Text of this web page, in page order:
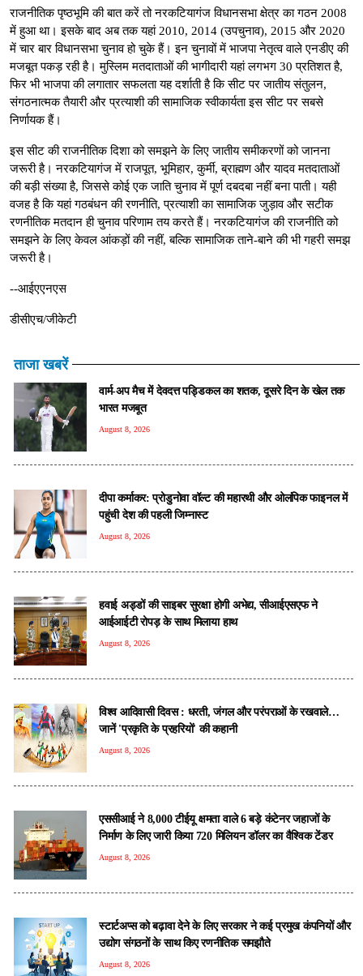
राजनीतिक पृष्ठभूमि की बात करें तो नरकटियागंज विधानसभा क्षेत्र का गठन 2008
में हुआ था। इसके बाद अब तक यहां 2010, 2014 (उपचुनाव), 2015 और 2020
में चार बार विधानसभा चुनाव हो चुके हैं। इन चुनावों में भाजपा नेतृत्व वाले एनडीए की
मजबूत पकड़ रही है। मुस्लिम मतदाताओं की भागीदारी यहां लगभग 30 प्रतिशत है,
फिर भी भाजपा की लगातार सफलता यह दर्शाती है कि सीट पर जातीय संतुलन,
संगठनात्मक तैयारी और प्रत्याशी की सामाजिक स्वीकार्यता इस सीट पर सबसे
निर्णायक हैं।
इस सीट की राजनीतिक दिशा को समझने के लिए जातीय समीकरणों को जानना
जरूरी है। नरकटियागंज में राजपूत, भूमिहार, कुर्मी, ब्राह्मण और यादव मतदाताओं
की बड़ी संख्या है, जिससे कोई एक जाति चुनाव में पूर्ण दबदबा नहीं बना पाती। यही
वजह है कि यहां गठबंधन की रणनीति, प्रत्याशी का सामाजिक जुड़ाव और सटीक
रणनीतिक मतदान ही चुनाव परिणाम तय करते हैं। नरकटियागंज की राजनीति को
समझने के लिए केवल आंकड़ों की नहीं, बल्कि सामाजिक ताने-बाने की भी गहरी समझ
जरूरी है।
--आईएएनएस
डीसीएच/जीकेटी
ताजा खबरें
वार्म-अप मैच में देवदत्त पड्डिकल का शतक, दूसरे दिन के खेल तक
भारत मजबूत
August 8, 2026
दीपा कर्माकर: प्रोडुनोवा वॉल्ट की महारथी और ओलंपिक फाइनल में
पहुंची देश की पहली जिम्नास्ट
August 8, 2026
हवाई अड्डों की साइबर सुरक्षा होगी अभेद्य, सीआईएसएफ ने
आईआईटी रोपड़ के साथ मिलाया हाथ
August 8, 2026
विश्व आदिवासी दिवस : धरती, जंगल और परंपराओं के रखवाले…
जानें 'प्रकृति के प्रहरियों' की कहानी
August 8, 2026
एससीआई ने 8,000 टीईयू क्षमता वाले 6 बड़े कंटेनर जहाजों के
निर्माण के लिए जारी किया 720 मिलियन डॉलर का वैश्विक टेंडर
August 8, 2026
स्टार्टअप्स को बढ़ावा देने के लिए सरकार ने कई प्रमुख कंपनियों और
उद्योग संगठनों के साथ किए रणनीतिक समझौते
August 8, 2026